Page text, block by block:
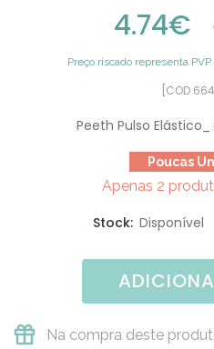
4.74€
Preço riscado representa
[COD
Peeth Pulso Elástico_
Poucas
Apenas 2
Stock: Disponível
Na compra deste